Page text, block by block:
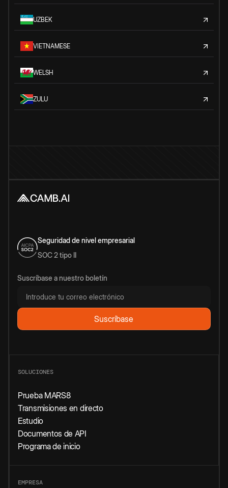
UZBEK
VIETNAMESE
WELSH
ZULU
Seguridad de nivel empresarial
SOC 2 tipo II
Suscríbase a nuestro boletín
SOLUCIONES
Prueba MARS8
Transmisiones en directo
Estudio
Documentos de API
Programa de inicio
EMPRESA